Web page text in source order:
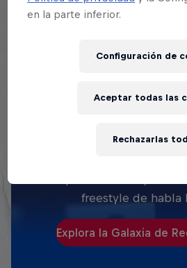
EXPLORA
freestyle de habla
Explora la Galaxia de
en la parte inferior.
Configuración de
Rechazarlas
Aceptar todas las